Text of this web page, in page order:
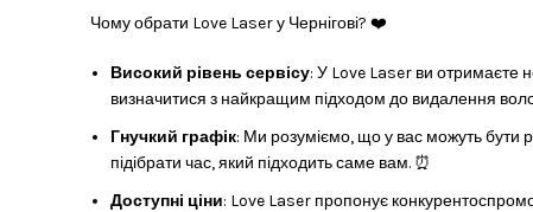
Чому обрати Love Laser у Чернігові? ❤️
Високий рівень сервісу: У Love Laser ви отримаєте
визначитися з найкращим підходом до видалення
Гнучкий графік: Ми розуміємо, що у вас можуть бути
підібрати час, який підходить саме вам. ⏰
Доступні ціни: Love Laser пропонує